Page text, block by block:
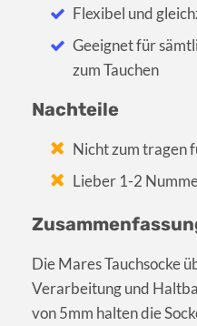
Flexibel und
Geeignet für
zum Tauchen
Nachteile
Nicht zum tragen
Lieber 1-2
Die Mares Tauchsocke
Verarbeitung und
von 5mm halten die